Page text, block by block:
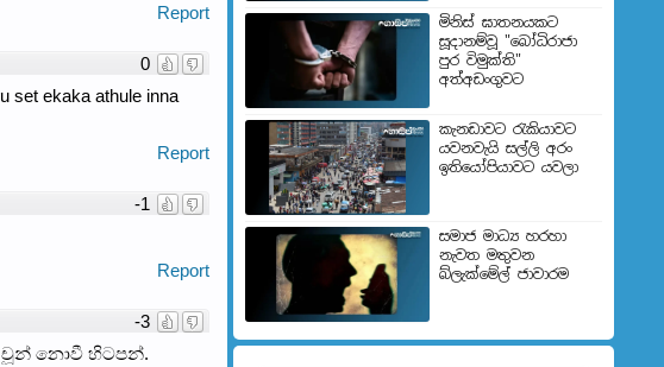
Report
0
set ekaka athule inna
Report
-1
Report
-3
චූන් නොවී හිටපන්.
මිනිස් ඝාතනයකට
සූදානම්වූ "බෝධිරාජා
පුර විමුක්ති"
අත්අඩංගුවට
කැනඩාවට රැකියාවට
යවනවැයි සල්ලි අරං
ඉතියෝපියාවට යවලා
සමාජ මාධ්‍ය හරහා
නැවත මතුවන
බ්ලැක්මේල් ජාවාරම